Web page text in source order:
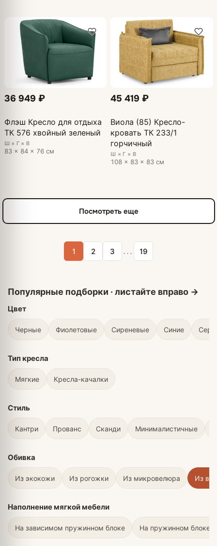
36 949 ₽
Флэш Кресло для отдыха
ТК 576 хвойный зеленый
Ш × Г × В
83 × 84 × 76 см
45 419 ₽
Виола (85) Кресло-
кровать ТК 233/1
горчичный
Ш × Г × В
108 × 83 × 83 см
Посмотреть еще
1 2 3 ... 19
Цвет
Черные Фиолетовые Сиреневые Синие
Тип кресла
Мягкие Кресла-качалки
Стиль
Кантри Прованс Сканди Минималистичные
Обивка
Из экокожи Из рогожки Из микровелюра Из
Наполнение мягкой мебели
На зависимом пружинном блоке На пружинном блоке